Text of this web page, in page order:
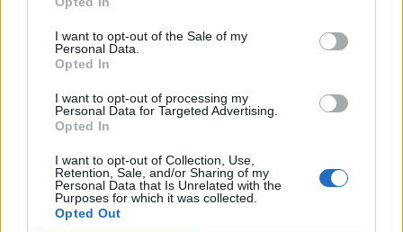
I want to opt-out of the Sale of my
Personal Data.
Opted In
I want to opt-out of processing my
Personal Data for Targeted Advertising.
Opted In
I want to opt-out of Collection, Use,
Retention, Sale, and/or Sharing of my
Personal Data that Is Unrelated with the
Purposes for which it was collected.
Opted Out
Anno di Fondazione:1886 come Dial Square
Stadio:Emirates Stadium (60.338)
Città:Londra
Presidente:
Manager:Mikel Arteta
ALBO D'ORO
Premier League:13